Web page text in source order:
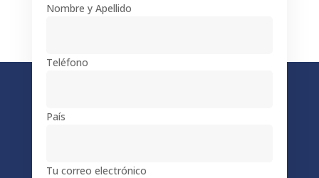
Nombre y Apellido
Teléfono
País
Tu correo electrónico